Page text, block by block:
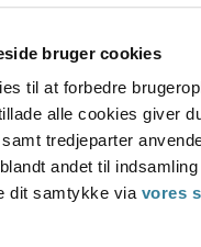
bruger cookies
til at forbedre
alle cookies giver
tredjeparter
andet til
dit samtykke via vores